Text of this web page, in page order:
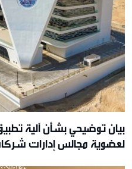
بيان توضيحي بشأن آلية
لعضوية مجالس إدارات